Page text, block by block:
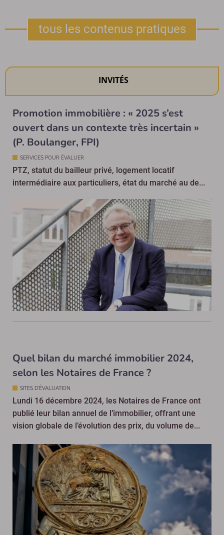
tous les contenus pratiques
INVITÉS
Promotion immobilière : « 2025 s’est
ouvert dans un contexte très incertain »
(P. Boulanger, FPI)
SERVICES POUR ÉVALUER
PTZ, statut du bailleur privé, logement locatif
intermédiaire aux particuliers, état du marché au de...
Quel bilan du marché immobilier 2024,
selon les Notaires de France ?
SITES D'ÉVALUATION
Lundi 16 décembre 2024, les Notaires de France ont
publié leur bilan annuel de l’immobilier, offrant une
vision globale de l’évolution des prix, du volume de...